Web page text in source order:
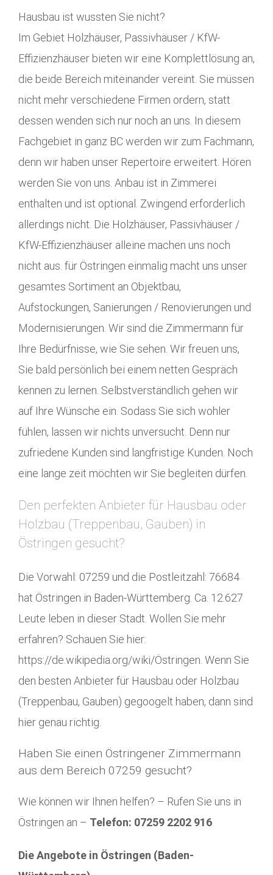
Hausbau ist wussten Sie nicht?
Im Gebiet Holzhäuser, Passivhäuser / KfW-
Effizienzhäuser bieten wir eine Komplettlösung an,
die beide Bereich miteinander vereint. Sie müssen
nicht mehr verschiedene Firmen ordern, statt
dessen wenden sich nur noch an uns. In diesem
Fachgebiet in ganz BC werden wir zum Fachmann,
denn wir haben unser Repertoire erweitert. Hören
werden Sie von uns. Anbau ist in Zimmerei
enthalten und ist optional. Zwingend erforderlich
allerdings nicht. Die Holzhäuser, Passivhäuser /
KfW-Effizienzhäuser alleine machen uns noch
nicht aus. für Östringen einmalig macht uns unser
gesamtes Sortiment an Objektbau,
Aufstockungen, Sanierungen / Renovierungen und
Modernisierungen. Wir sind die Zimmermann für
Ihre Bedürfnisse, wie Sie sehen. Wir freuen uns,
Sie bald persönlich bei einem netten Gespräch
kennen zu lernen. Selbstverständlich gehen wir
auf Ihre Wünsche ein. Sodass Sie sich wohler
fühlen, lassen wir nichts unversucht. Denn nur
zufriedene Kunden sind langfristige Kunden. Noch
eine lange zeit möchten wir Sie begleiten dürfen.
Den perfekten Anbieter für Hausbau oder
Holzbau (Treppenbau, Gauben) in
Östringen gesucht?
Die Vorwahl: 07259 und die Postleitzahl: 76684
hat Östringen in Baden-Württemberg. Ca. 12.627
Leute leben in dieser Stadt. Wollen Sie mehr
erfahren? Schauen Sie hier:
https://de.wikipedia.org/wiki/Östringen. Wenn Sie
den besten Anbieter für Hausbau oder Holzbau
(Treppenbau, Gauben) gegoogelt haben, dann sind
hier genau richtig.
Haben Sie einen Östringener Zimmermann
aus dem Bereich 07259 gesucht?
Wie können wir Ihnen helfen? – Rufen Sie uns in
Östringen an – Telefon: 07259 2202 916
Die Angebote in Östringen (Baden-